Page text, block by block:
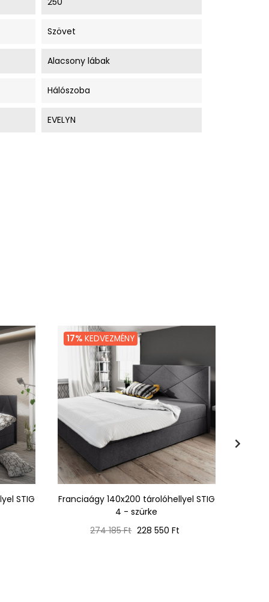
Szövet
Alacsony lábak
Hálószoba
EVELYN
STIG
17% KEDVEZMÉNY
Franciaágy 140x200 tárolóhellyel STIG
4 - szürke
Normál
274 185 Ft Ár
228 550 Ft